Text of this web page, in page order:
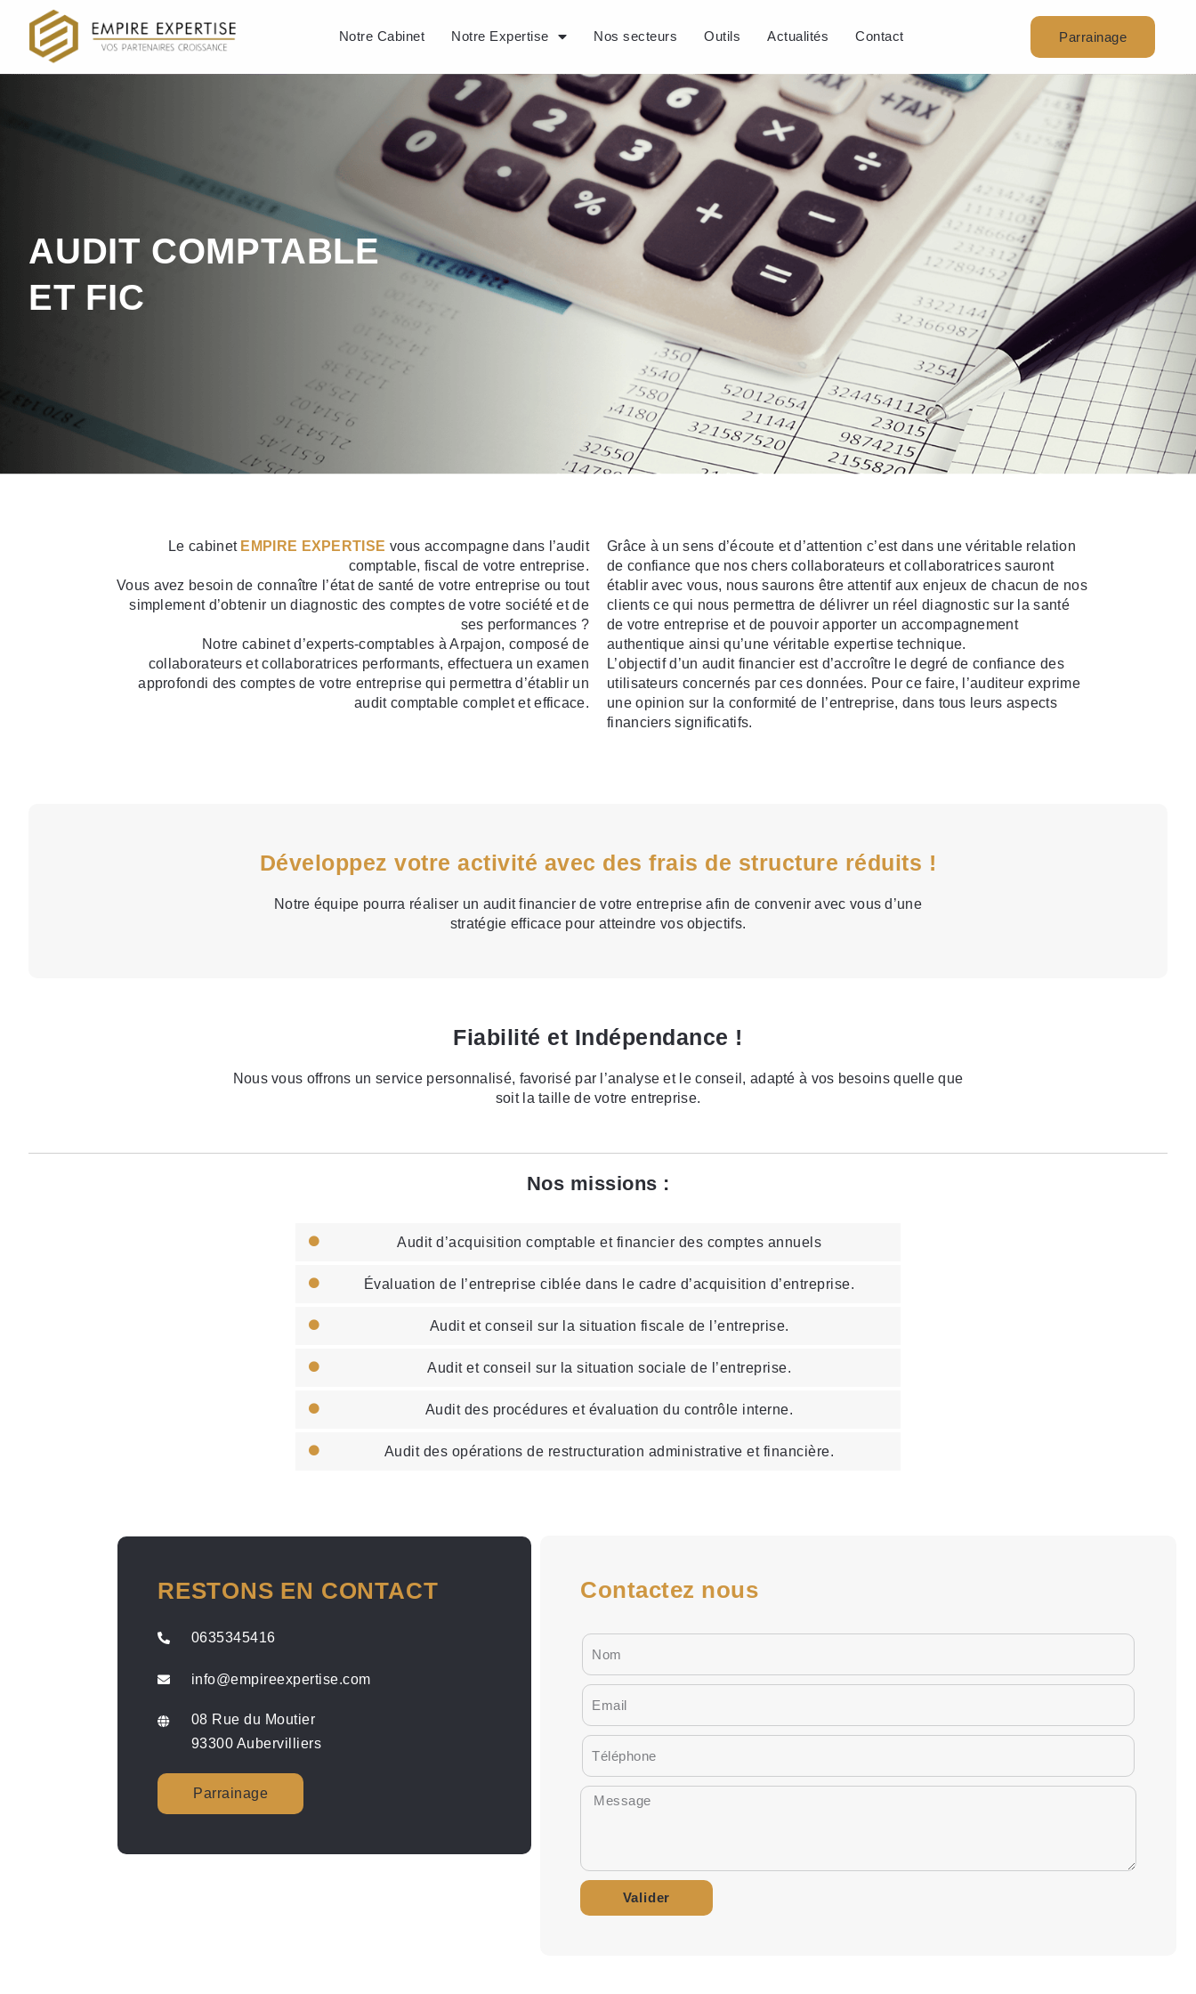
Notre Cabinet Notre Expertise Nos secteurs Outils Actualités Contact Parrainage
AUDIT COMPTABLE
ET FIC
Le cabinet EMPIRE EXPERTISE vous accompagne dans l’audit
comptable, fiscal de votre entreprise.
Vous avez besoin de connaître l’état de santé de votre entreprise ou tout
simplement d’obtenir un diagnostic des comptes de votre société et de
ses performances ?
Notre cabinet d’experts-comptables à Arpajon, composé de
collaborateurs et collaboratrices performants, effectuera un examen
approfondi des comptes de votre entreprise qui permettra d’établir un
audit comptable complet et efficace.
Grâce à un sens d’écoute et d’attention c’est dans une véritable relation
de confiance que nos chers collaborateurs et collaboratrices sauront
établir avec vous, nous saurons être attentif aux enjeux de chacun de nos
clients ce qui nous permettra de délivrer un réel diagnostic sur la santé
de votre entreprise et de pouvoir apporter un accompagnement
authentique ainsi qu’une véritable expertise technique.
L’objectif d’un audit financier est d’accroître le degré de confiance des
utilisateurs concernés par ces données. Pour ce faire, l’auditeur exprime
une opinion sur la conformité de l’entreprise, dans tous leurs aspects
financiers significatifs.
Développez votre activité avec des frais de structure réduits !
Notre équipe pourra réaliser un audit financier de votre entreprise afin de convenir avec vous d’une
stratégie efficace pour atteindre vos objectifs.
Fiabilité et Indépendance !
Nous vous offrons un service personnalisé, favorisé par l’analyse et le conseil, adapté à vos besoins quelle que
soit la taille de votre entreprise.
Nos missions :
Audit d’acquisition comptable et financier des comptes annuels
Évaluation de l’entreprise ciblée dans le cadre d’acquisition d’entreprise.
Audit et conseil sur la situation fiscale de l’entreprise.
Audit et conseil sur la situation sociale de l’entreprise.
Audit des procédures et évaluation du contrôle interne.
Audit des opérations de restructuration administrative et financière.
RESTONS EN CONTACT
0635345416
info@empireexpertise.com
08 Rue du Moutier
93300 Aubervilliers
Parrainage
Contactez nous
Valider